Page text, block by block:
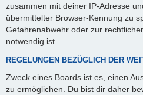
zusammen mit deiner IP-Adresse
übermittelter Browser-Kennung zu
Gefahrenabwehr oder zur
notwendig ist.
REGELUNGEN BEZÜGLICH DER
Zweck eines Boards ist es, einen
zu ermöglichen. Du bist dir daher